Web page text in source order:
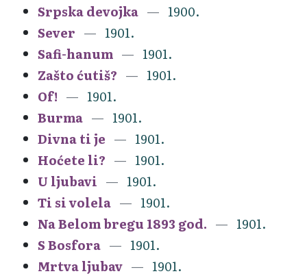
Srpska devojka
1900.
Sever
1901.
Safi-hanum
1901.
Zašto ćutiš?
1901.
Of!
1901.
Burma
1901.
Divna ti je
1901.
Hoćete li?
1901.
U ljubavi
1901.
Ti si volela
1901.
Na Belom bregu 1893 god.
1901.
S Bosfora
1901.
Mrtva ljubav
1901.